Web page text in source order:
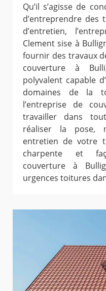
Qu’il s’agisse de
d’entreprendre des
d’entretien,
Clement sise à
fournir des travaux
couverture à
polyvalent capable
domaines de la
l’entreprise de
travailler dans
réaliser la pose,
entretien de votre
charpente et
couverture à
urgences toitures